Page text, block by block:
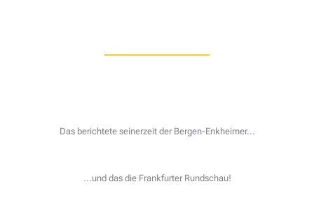
Das berichtete seinerzeit der Bergen-Enkheimer...
...und das die Frankfurter Rundschau!